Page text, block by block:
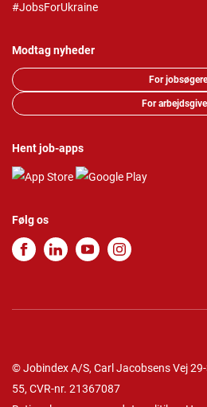
#JobsForUkraine
Modtag nyheder
For jobsøgere
For
Hent job-apps
Følg os
© Jobindex A/S, Carl Jacobsens Vej
55, CVR-nr. 21367087